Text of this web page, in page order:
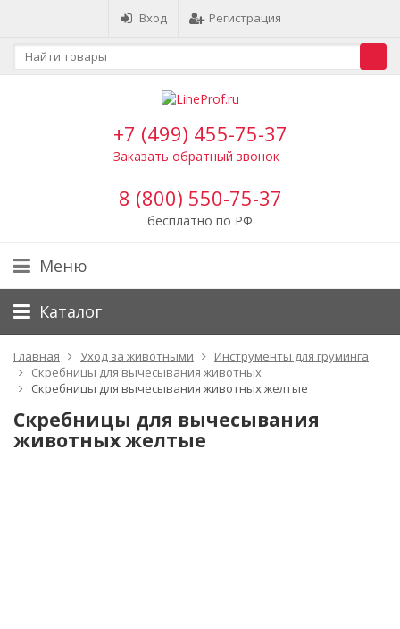
Вход Регистрация
+7 (499) 455-75-37
Заказать обратный звонок
8 (800) 550-75-37
бесплатно по РФ
Меню
Каталог
Главная Уход за животными
Инструменты для груминга
Скребницы для вычесывания животных
Скребницы для вычесывания животных желтые
Скребницы для вычесывания
животных желтые